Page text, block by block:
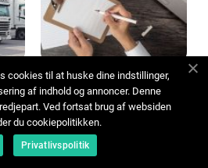
15 april 2026
Sälja företag luleå så
lyckas ägaren med sin
största affär
cookies til at huske dine indstillinger,
af indhold og annoncer. Denne
Ved fortsat brug af websiden
du cookiepolitikken.
Privatlivspolitik